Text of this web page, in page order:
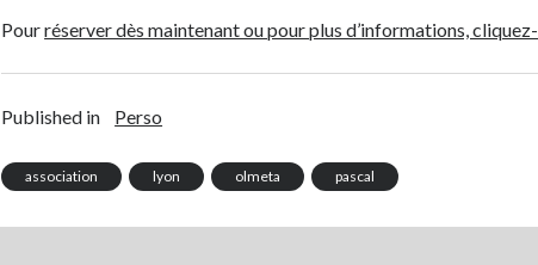
Pourréserver dès maintenant ou pour plus d’informations,
Published in Perso
association lyon olmeta pascal